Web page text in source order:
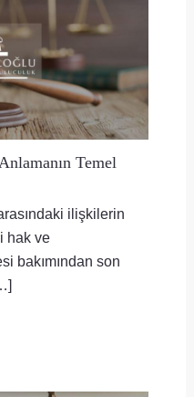
Temel
ilişkilerin
hak ve
bakımından son